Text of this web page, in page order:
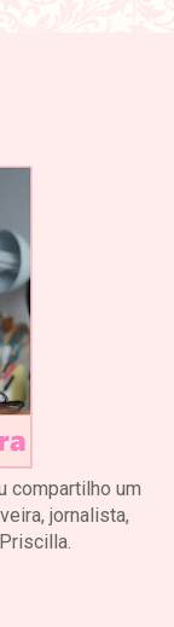
compartilho um
jornalista,